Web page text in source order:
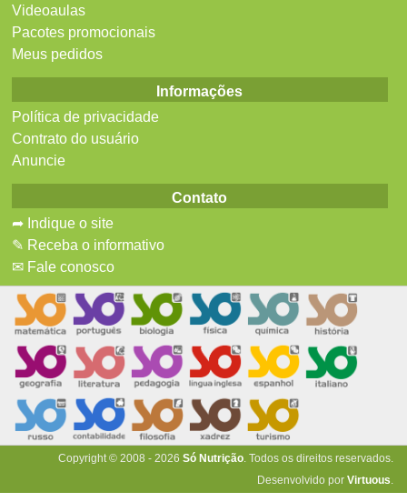
Videoaulas
Pacotes promocionais
Meus pedidos
Informações
Política de privacidade
Contrato do usuário
Anuncie
Contato
➦ Indique o site
✎ Receba o informativo
✉ Fale conosco
Copyright © 2008 - 2026 Só Nutrição. Todos os direitos reservados.
Desenvolvido por Virtuous.